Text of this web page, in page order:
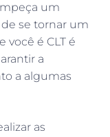
um
se tornar um
é CLT é
a
a algumas
as